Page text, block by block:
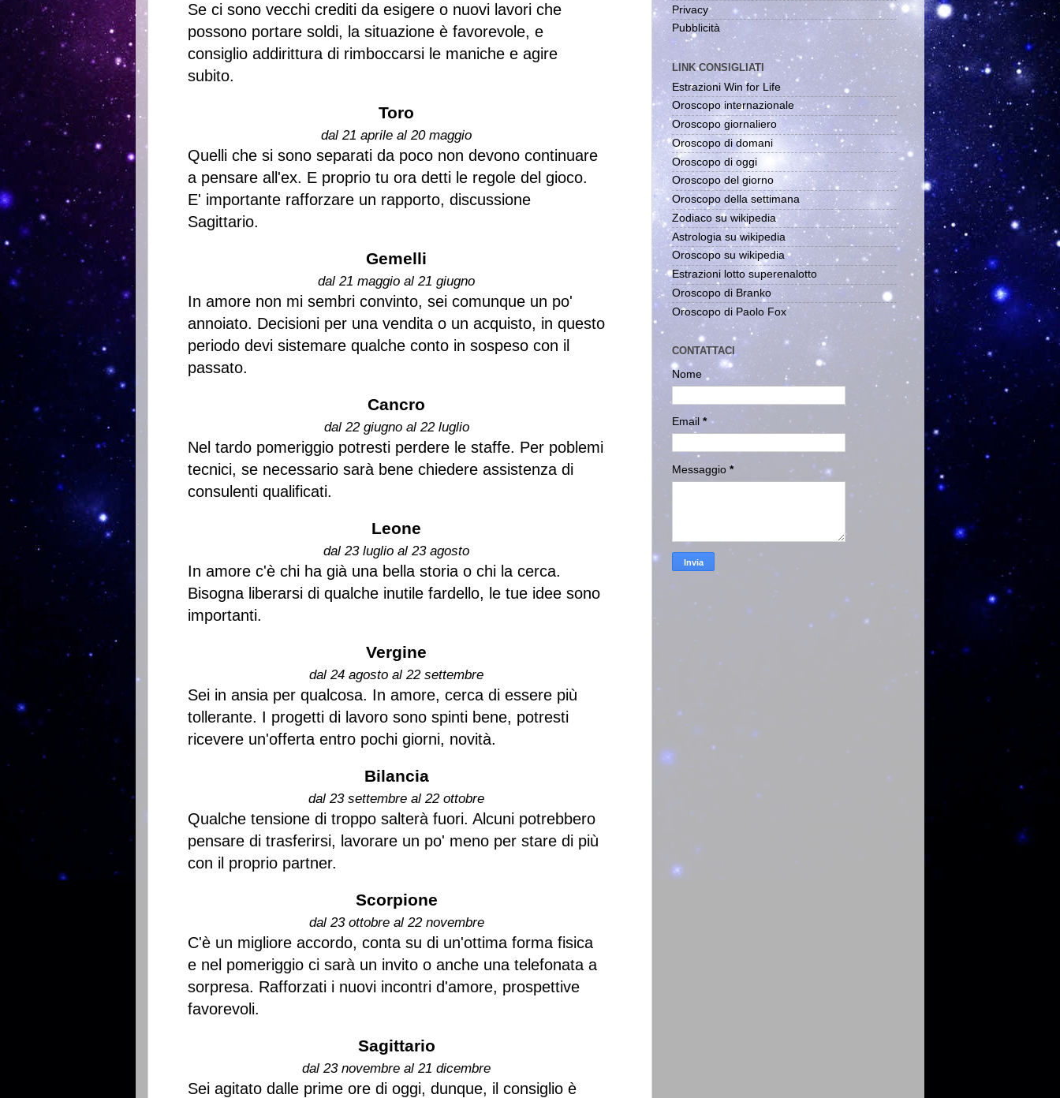
Se ci sono vecchi crediti da esigere o nuovi lavori che
possono portare soldi, la situazione è favorevole, e
consiglio addirittura di rimboccarsi le maniche e agire
subito.
Toro
dal 21 aprile al 20 maggio
Quelli che si sono separati da poco non devono continuare
a pensare all'ex. E proprio tu ora detti le regole del gioco.
E' importante rafforzare un rapporto, discussione
Sagittario.
Gemelli
dal 21 maggio al 21 giugno
In amore non mi sembri convinto, sei comunque un po'
annoiato. Decisioni per una vendita o un acquisto, in questo
periodo devi sistemare qualche conto in sospeso con il
passato.
Cancro
dal 22 giugno al 22 luglio
Nel tardo pomeriggio potresti perdere le staffe. Per poblemi
tecnici, se necessario sarà bene chiedere assistenza di
consulenti qualificati.
Leone
dal 23 luglio al 23 agosto
In amore c'è chi ha già una bella storia o chi la cerca.
Bisogna liberarsi di qualche inutile fardello, le tue idee sono
importanti.
Vergine
dal 24 agosto al 22 settembre
Sei in ansia per qualcosa. In amore, cerca di essere più
tollerante. I progetti di lavoro sono spinti bene, potresti
ricevere un'offerta entro pochi giorni, novità.
Bilancia
dal 23 settembre al 22 ottobre
Qualche tensione di troppo salterà fuori. Alcuni potrebbero
pensare di trasferirsi, lavorare un po' meno per stare di più
con il proprio partner.
Scorpione
dal 23 ottobre al 22 novembre
C'è un migliore accordo, conta su di un'ottima forma fisica
e nel pomeriggio ci sarà un invito o anche una telefonata a
sorpresa. Rafforzati i nuovi incontri d'amore, prospettive
favorevoli.
Sagittario
dal 23 novembre al 21 dicembre
Sei agitato dalle prime ore di oggi, dunque, il consiglio è
Privacy
Pubblicità
LINK CONSIGLIATI
Estrazioni Win for Life
Oroscopo internazionale
Oroscopo giornaliero
Oroscopo di domani
Oroscopo di oggi
Oroscopo del giorno
Oroscopo della settimana
Zodiaco su wikipedia
Astrologia su wikipedia
Oroscopo su wikipedia
Estrazioni lotto superenalotto
Oroscopo di Branko
Oroscopo di Paolo Fox
CONTATTACI
Nome
Email *
Messaggio *